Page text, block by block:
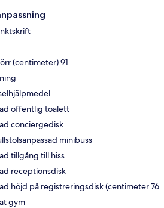
(centimeter) 91
offentlig toalett
conciergedisk
minibuss
tillgång till hiss
receptionsdisk
höjd på registreringsdisk (centimeter 76
gym